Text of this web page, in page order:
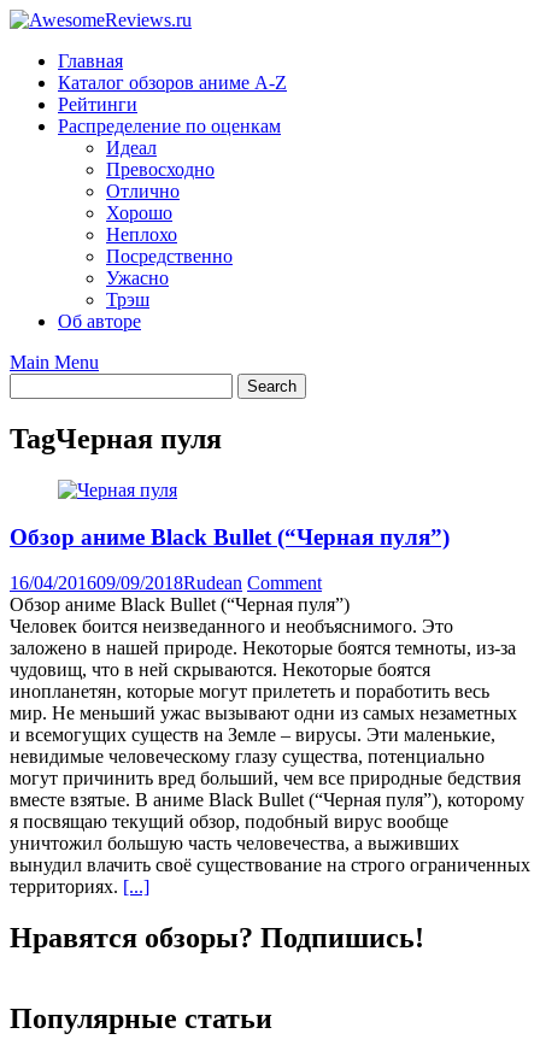
Skip
contentГлавная
Каталог обзоров аниме A-Z
Рейтинги
Распределение по оценкам
Идеал
Превосходно
Отлично
Хорошо
Неплохо
Посредственно
Ужасно
Трэш
Об авторе
Main Menu
TagЧерная пуля
Обзор аниме Black Bullet (“Черная пуля”)
16/04/201609/09/2018Rudean Comment
Обзор аниме Black Bullet (“Черная пуля”)
Человек боится неизведанного и необъяснимого. Это
заложено в нашей природе. Некоторые боятся темноты, из-за
чудовищ, что в ней скрываются. Некоторые боятся
инопланетян, которые могут прилететь и поработить весь
мир. Не меньший ужас вызывают одни из самых незаметных
и всемогущих существ на Земле – вирусы. Эти маленькие,
невидимые человеческому глазу существа, потенциально
могут причинить вред больший, чем все природные бедствия
вместе взятые. В аниме Black Bullet (“Черная пуля”), которому
я посвящаю текущий обзор, подобный вирус вообще
уничтожил большую часть человечества, а выживших
вынудил влачить своё существование на строго ограниченных
территориях. [...]
Нравятся обзоры? Подпишись!
Популярные статьи